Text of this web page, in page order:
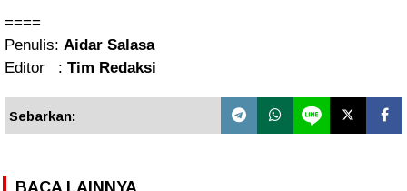
====
Penulis: Aidar Salasa
Editor : Tim Redaksi
Sebarkan:
BACA LAINNYA